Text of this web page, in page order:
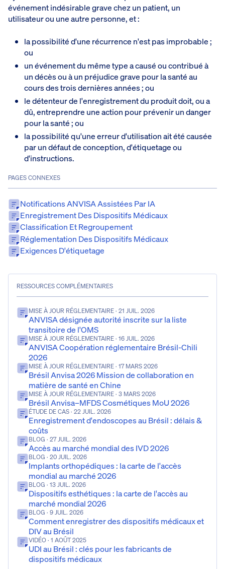
événement indésirable grave chez un patient, un
utilisateur ou une autre personne, et :
la possibilité d'une récurrence n'est pas improbable ;
ou
un événement du même type a causé ou contribué à
un décès ou à un préjudice grave pour la santé au
cours des trois dernières années ; ou
le détenteur de l'enregistrement du produit doit, ou a
dû, entreprendre une action pour prévenir un danger
pour la santé ; ou
la possibilité qu'une erreur d'utilisation ait été causée
par un défaut de conception, d'étiquetage ou
d'instructions.
PAGES CONNEXES
Notifications ANVISA Assistées Par IA
Enregistrement Des Dispositifs Médicaux
Classification Et Regroupement
Réglementation Des Dispositifs Médicaux
Exigences D'étiquetage
RESSOURCES COMPLÉMENTAIRES
MISE À JOUR RÉGLEMENTAIRE · 21 JUIL. 2026
ANVISA désignée autorité inscrite sur la liste
transitoire de l'OMS
MISE À JOUR RÉGLEMENTAIRE · 16 JUIL. 2026
ANVISA Coopération réglementaire Brésil-Chili
2026
MISE À JOUR RÉGLEMENTAIRE · 17 MARS 2026
Brésil Anvisa 2026 Mission de collaboration en
matière de santé en Chine
MISE À JOUR RÉGLEMENTAIRE · 3 MARS 2026
Brésil Anvisa–MFDS Cosmétiques MoU 2026
ÉTUDE DE CAS · 22 JUIL. 2026
Enregistrement d'endoscopes au Brésil : délais &
coûts
BLOG · 27 JUIL. 2026
Accès au marché mondial des IVD 2026
BLOG · 20 JUIL. 2026
Implants orthopédiques : la carte de l'accès
mondial au marché 2026
BLOG · 13 JUIL. 2026
Dispositifs esthétiques : la carte de l'accès au
marché mondial 2026
BLOG · 9 JUIL. 2026
Comment enregistrer des dispositifs médicaux et
DIV au Brésil
VIDÉO · 1 AOÛT 2025
UDI au Brésil : clés pour les fabricants de
dispositifs médicaux